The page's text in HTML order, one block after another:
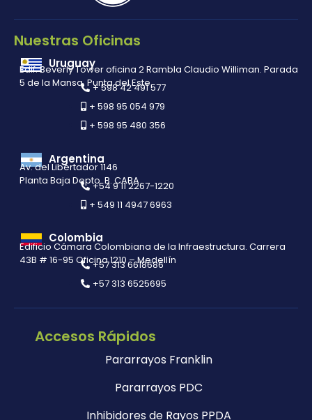
Nuestras Oficinas
Uruguay
Edif. Beverly Tower oficina 2 Rambla Claudio Williman. Parada
5 de la Mansa, Punta del Este
+ 598 42 491 577
+ 598 95 054 979
+ 598 95 480 356
Argentina
Av. del Libertador 1146
Planta Baja Depto. B. CABA
+54 9 11 2267-1220
+ 549 11 4947 6963
Colombia
Edificio Cámara Colombiana de la Infraestructura. Carrera
43B # 16-95 Oficina 1210 – Medellín
+57 313 6618686
+57 313 6525695
Accesos Rápidos
Pararrayos Franklin
Pararrayos PDC
Inhibidores de Rayos PPDA